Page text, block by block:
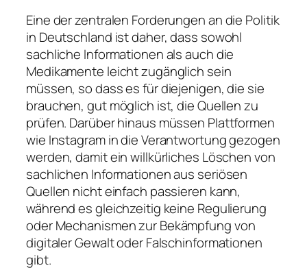
Eine der zentralen Forderungen an die Politik
in Deutschland ist daher, dass sowohl
sachliche Informationen als auch die
Medikamente leicht zugänglich sein
müssen, so dass es für diejenigen, die sie
brauchen, gut möglich ist, die Quellen zu
prüfen. Darüber hinaus müssen Plattformen
wie Instagram in die Verantwortung gezogen
werden, damit ein willkürliches Löschen von
sachlichen Informationen aus seriösen
Quellen nicht einfach passieren kann,
während es gleichzeitig keine Regulierung
oder Mechanismen zur Bekämpfung von
digitaler Gewalt oder Falschinformationen
gibt.